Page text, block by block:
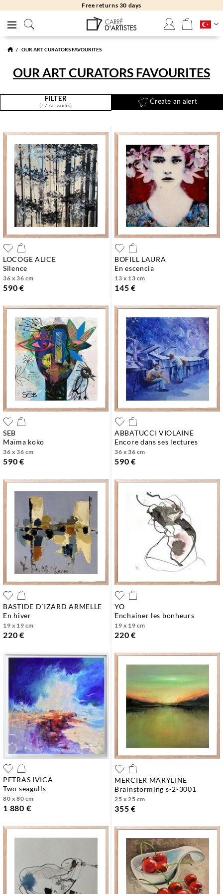
Free returns 30 days
OUR ART CURATORS FAVOURITES
OUR ART CURATORS FAVOURITES
FILTER
(17 Artworks)
Create an alert
LOCOGE ALICE
silence
36 x 36 cm
590 €
BOFILL LAURA
en escencia
13 x 13 cm
145 €
SEB
maïma koko
36 x 36 cm
590 €
ABBATUCCI VIOLAINE
encore dans ses lectures
36 x 36 cm
590 €
BASTIDE D´IZARD ARMELLE
en hiver
19 x 19 cm
220 €
YO
enchainer les bonheurs
19 x 19 cm
220 €
PETRAS IVICA
two seagulls
80 x 80 cm
1 880 €
MERCIER MARYLINE
brainstorming s-2-3001
25 x 25 cm
355 €